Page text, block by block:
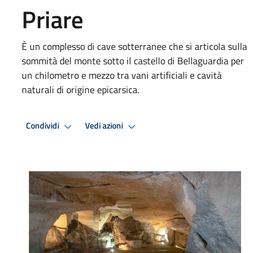
Priare
È un complesso di cave sotterranee che si articola sulla
sommità del monte sotto il castello di Bellaguardia per
un chilometro e mezzo tra vani artificiali e cavità
naturali di origine epicarsica.
Condividi Vedi azioni